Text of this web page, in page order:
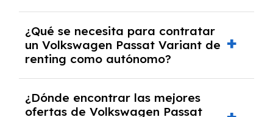
documentación financiera y, en algunos
casos, un informe de solvencia de la empresa
y un pago inicial.
¿Qué se necesita para contratar
un Volkswagen Passat Variant de
renting como autónomo?
autónomos, justificante de ingresos y, en
¿Dónde encontrar las mejores
ofertas de Volkswagen Passat